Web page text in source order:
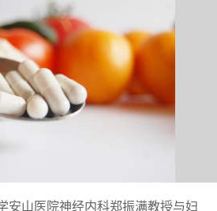
安山医院神经内科郑振满教授与妇